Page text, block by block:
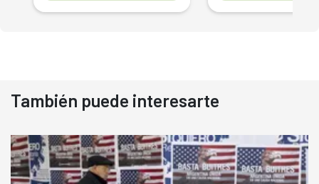
También puede interesarte